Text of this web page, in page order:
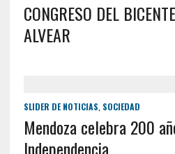
CONGRESO DEL
ALVEAR
SLIDER DE NOTICIAS SOCIEDAD
Mendoza celebra 200
Independencia